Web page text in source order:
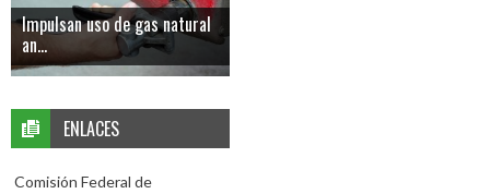
Impulsan uso de gas natural
an...
ENLACES
Comisión Federal de